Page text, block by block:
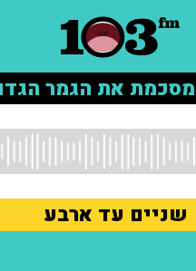
מסכמת את הגמר
שניים עד ארבע